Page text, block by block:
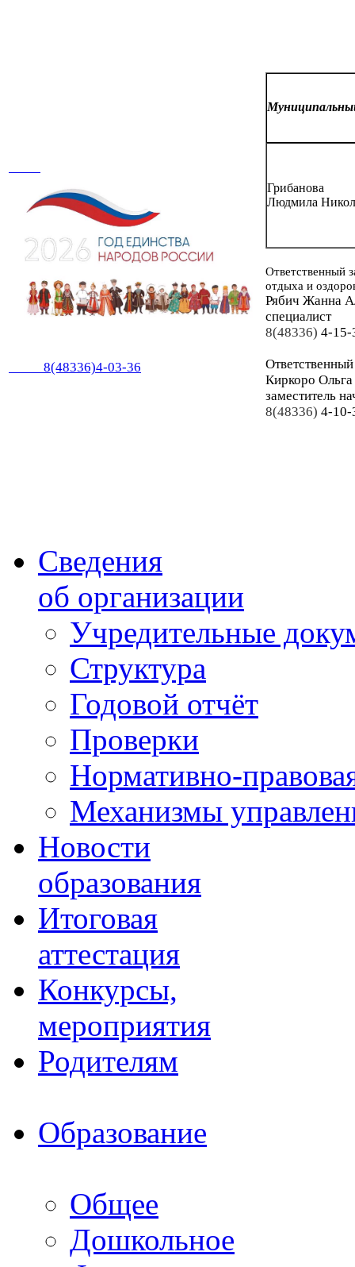
8(48336)4-03-36
Грибанова
Людмила
Ответственный
отдыха и
Рябич Жанна
специалист
8(48336) 4-15-
Киркоро
заместитель
8(48336) 4-10-
Сведения
об организации
Учредительные
Структура
Годовой отчёт
Проверки
Нормативно-
Механизмы
Новости
образования
Итоговая
аттестация
Конкурсы,
мероприятия
Родителям
Образование
Общее
Дошкольное